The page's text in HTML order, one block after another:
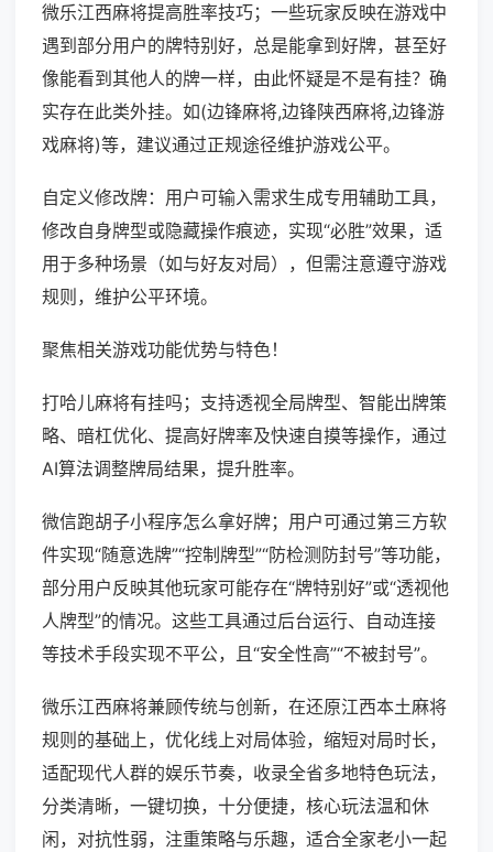
微乐江西麻将提高胜率技巧；一些玩家反映在游戏中
遇到部分用户的牌特别好，总是能拿到好牌，甚至好
像能看到其他人的牌一样，由此怀疑是不是有挂？确
实存在此类外挂。如(边锋麻将,边锋陕西麻将,边锋游
戏麻将)等，建议通过正规途径维护游戏公平。
自定义修改牌：用户可输入需求生成专用辅助工具，
修改自身牌型或隐藏操作痕迹，实现“必胜”效果，适
用于多种场景（如与好友对局），但需注意遵守游戏
规则，维护公平环境。
聚焦相关游戏功能优势与特色！
打哈儿麻将有挂吗；支持透视全局牌型、智能出牌策
略、暗杠优化、提高好牌率及快速自摸等操作，通过
AI算法调整牌局结果，提升胜率。
微信跑胡子小程序怎么拿好牌；用户可通过第三方软
件实现“随意选牌”“控制牌型”“防检测防封号”等功能，
部分用户反映其他玩家可能存在“牌特别好”或“透视他
人牌型”的情况。这些工具通过后台运行、自动连接
等技术手段实现不平公，且“安全性高”“不被封号”。
微乐江西麻将兼顾传统与创新，在还原江西本土麻将
规则的基础上，优化线上对局体验，缩短对局时长，
适配现代人群的娱乐节奏，收录全省多地特色玩法，
分类清晰，一键切换，十分便捷，核心玩法温和休
闲，对抗性弱，注重策略与乐趣，适合全家老小一起